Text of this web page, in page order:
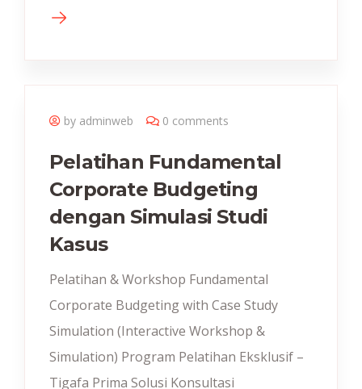
by adminweb 0 comments
Pelatihan Fundamental
Corporate Budgeting
dengan Simulasi Studi
Kasus
Pelatihan & Workshop Fundamental
Corporate Budgeting with Case Study
Simulation (Interactive Workshop &
Simulation) Program Pelatihan Eksklusif –
Tigafa Prima Solusi Konsultasi